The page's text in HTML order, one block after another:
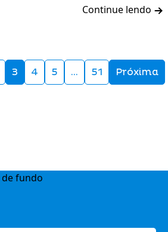
Continue lendo
3 4 5 … 51 Próxima